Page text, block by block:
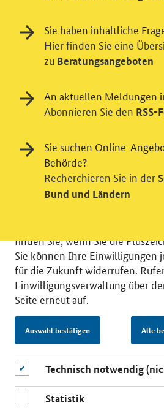
© 2026 Bundesministerium für
RSS
Benutzerhinweise
Impressum
Barrierefreiheit
Einwilligungsverwaltung
Einwilligung in Tracking
Videodienst
verschiedene Zusatzdienste
möchten die Nutzeraktivität mit
datenschutzfreundlicher
unsere Öffentlichkeitsarbeit zu
finden Sie, wenn Sie die
Sie können Ihre Einwilligungen
für die Zukunft widerrufen.
Einwilligungsverwaltung über
Seite erneut auf.
Auswahl bestätigen Alle
Technisch notwendig
Statistik
Sie haben inhaltliche
Hier finden Sie eine
zu Beratungsangeboten
An aktuellen Meldungen
Abonnieren Sie den RSS-
Sie suchen Online-
Behörde?
Recherchieren Sie in der
Bund und Ländern